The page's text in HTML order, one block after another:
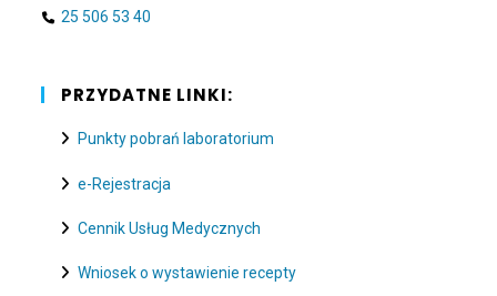
25 506 53 40
PRZYDATNE LINKI:
Punkty pobrań laboratorium
e-Rejestracja
Cennik Usług Medycznych
Wniosek o wystawienie recepty